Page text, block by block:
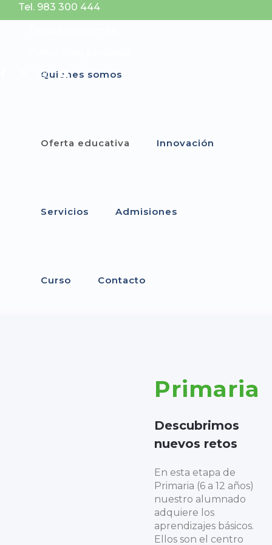
Tel. 983 300 444
Quiénes somos
Oferta educativa Innovación
Servicios Admisiones
Curso Contacto
Primaria
Descubrimos
nuevos retos
En esta etapa de
Primaria (6 a 12 años)
nuestro alumnado
adquiere los
aprendizajes básicos.
Ellos son el centro